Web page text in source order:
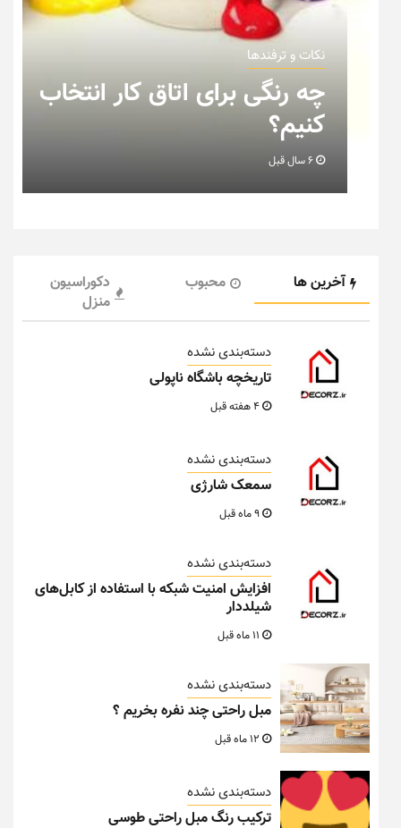
نکات و ترفندها
نکاتی که باید به هنگام چیدمان
خانه عروس بدانیم + تصویر
آخرین ها محبوب
دکوراسیون
منزل
دسته‌بندی نشده
تاریخچه باشگاه ناپولی
دسته‌بندی نشده
سمعک شارژی
دسته‌بندی نشده
افزایش امنیت شبکه با استفاده از کابل‌های
شیلددار
دسته‌بندی نشده
مبل راحتی چند نفره بخریم ؟
دسته‌بندی نشده
ترکیب رنگ مبل راحتی طوسی